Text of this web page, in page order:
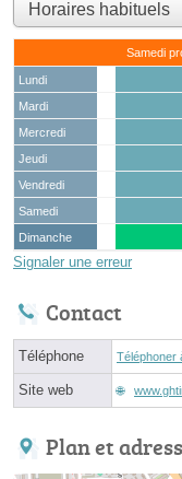
Samedi
Lundi
Mardi
Mercredi
Jeudi
Vendredi
Samedi
Dimanche
Signaler une erreur
Contact
Téléphone Téléphoner
Site web
Plan et